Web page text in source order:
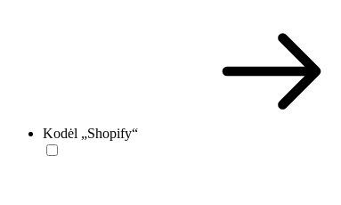
Kodėl „Shopify“